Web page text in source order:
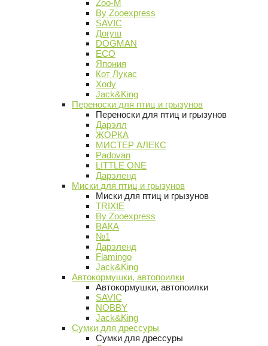
Zoo-M
By Zooexpress
SAVIC
Догуш
DOGMAN
ECO
Япония
Кот Лукас
Xody
Jack&King
Переноски для птиц и грызунов
Переноски для птиц и грызунов
Дарэлл
ЖОРКА
МИСТЕР АЛЕКС
Padovan
LITTLE ONE
Дарэленд
Миски для птиц и грызунов
Миски для птиц и грызунов
TRIXIE
By Zooexpress
ВАКА
№1
Дарэленд
Flamingo
Jack&King
Автокормушки, автопоилки
Автокормушки, автопоилки
SAVIC
NOBBY
Jack&King
Сумки для дрессуры
Сумки для дрессуры